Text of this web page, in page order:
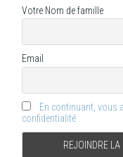
Votre Nom de famille
Email
En continuant, vous
confidentialité